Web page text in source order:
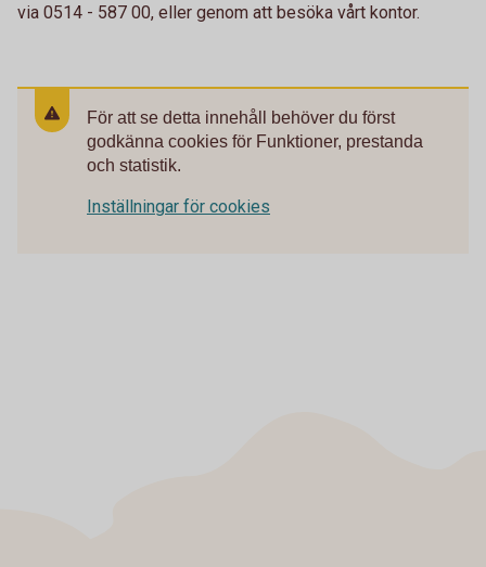
via 0514 - 587 00, eller genom att besöka vårt kontor.
För att se detta innehåll behöver du först
godkänna cookies för Funktioner, prestanda
och statistik.
Inställningar för cookies